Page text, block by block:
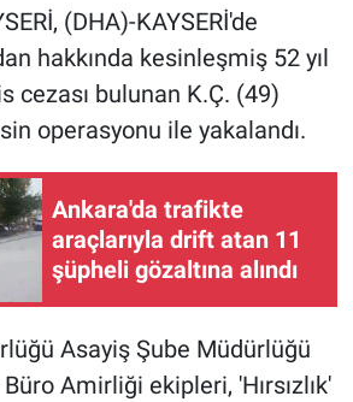
(DHA)-KAYSERİ'de
hakkında kesinleşmiş 52 yıl
cezası bulunan K.Ç. (49)
operasyonu ile yakalandı.
Ankara'da trafikte
araçlarıyla drift atan 11
şüpheli gözaltına alındı
Asayiş Şube Müdürlüğü
Amirliği ekipleri, 'Hırsızlık'